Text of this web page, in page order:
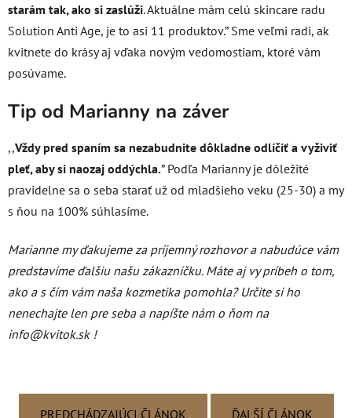
starám tak, ako si zaslúži. Aktuálne mám celú skincare radu
Solution Anti Age, je to asi 11 produktov.” Sme veľmi radi, ak
kvitnete do krásy aj vďaka novým vedomostiam, ktoré vám
posúvame.
Tip od Marianny na záver
,,Vždy pred spaním sa nezabudnite dôkladne odlíčiť a vyživiť
pleť, aby si naozaj oddýchla.” Podľa Marianny je dôležité
pravidelne sa o seba starať už od mladšieho veku (25-30) a my
s ňou na 100% súhlasíme.
Marianne my ďakujeme za príjemný rozhovor a nabudúce vám
predstavíme ďalšiu našu zákazníčku. Máte aj vy príbeh o tom,
ako a s čím vám naša kozmetika pomohla? Určite si ho
nenechajte len pre seba a napíšte nám o ňom na
info@kvitok.sk !
PREDCHÁDZAJÚCI ČLÁNOK ĎALŠÍ ČLÁNOK